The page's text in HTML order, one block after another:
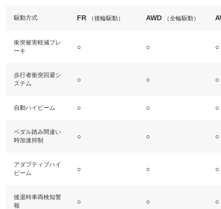
駆動方式 FR （後輪駆動） AWD （全輪駆動）
衝突被害軽減ブレ
ーキ
○ ○ ○
歩行者衝突回避シ
ステム
○ ○ ○
自動ハイビーム ○ ○ ○
ペダル踏み間違い
時加速抑制
○ ○ ○
アダプティブハイ
ビーム
○ ○ ○
後退時車両検知警
報
○ ○ ○